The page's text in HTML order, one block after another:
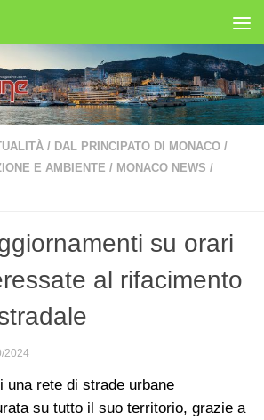
/ DAL PRINCIPATO DI MONACO /
E AMBIENTE / MONACO NEWS /
su orari
al rifacimento
2024
una rete di strade urbane
su tutto il suo territorio, grazie a